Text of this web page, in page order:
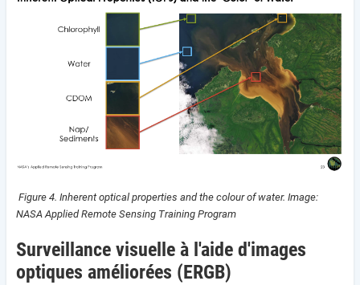
Figure 4. Inherent optical properties and the colour of water. Image:
NASA Applied Remote Sensing Training Program
Surveillance visuelle à l'aide d'images
optiques améliorées (ERGB)